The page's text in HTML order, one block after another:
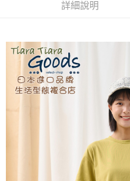
１．簡單：不需註冊會員、不需綁卡
２．便利：只要手機號碼，簡訊認證
３．安心：先確認商品／服務後，再
【「AFTEE先享後付」結帳流程】
１．於結帳方式選擇「AFTEE先享
結帳頁面，進行簡訊認證並確認金額
２．訂單成立數日內，您將收到繳費
３．收到繳費通知簡訊後14天內，
ATM／網路銀行／等多元方式進行付
※ 請注意：結帳手續完成當下不需
購買商品的店家。未經商家同意取
後付繳納相關費用。
運送方式
全家取貨付款
每筆NT$60，滿NT$1,800(含以
每筆NT$60，滿NT$1,800(含以
每筆NT$60，滿NT$2,000(含以
詳細說明